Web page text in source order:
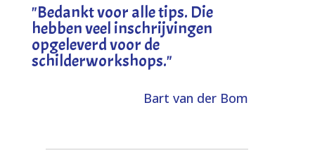
"Bedankt voor alle tips. Die
hebben veel inschrijvingen
opgeleverd voor de
schilderworkshops."
Bart van der Bom